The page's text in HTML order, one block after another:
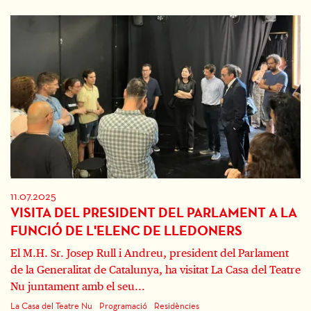
11.07.2025
VISITA DEL PRESIDENT DEL PARLAMENT A LA
FUNCIÓ DE L'ELENC DE LLEDONERS
El M.H. Sr. Josep Rull i Andreu, president del Parlament
de la Generalitat de Catalunya, ha visitat La Casa del Teatre
Nu juntament amb el seu...
La Casa del Teatre Nu Programació Residències